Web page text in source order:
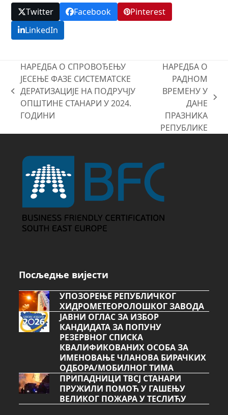
Twitter Facebook
Pinterest
LinkedIn
previous
post:
НАРЕДБА О СПРОВОЂЕЊУ
ЈЕСЕЊЕ ФАЗЕ СИСТЕМАТСКЕ
ДЕРАТИЗАЦИЈЕ НА ПОДРУЧЈУ
ОПШТИНЕ СТАНАРИ У 2024.
ГОДИНИ
post:
НАРЕДБА О
РАДНОМ
ВРЕМЕНУ У
ДАНЕ
ПРАЗНИКА
РЕПУБЛИКЕ
Посљедње вијести
УПОЗОРЕЊЕ РЕПУБЛИЧКОГ
ХИДРОМЕТЕОРОЛОШКОГ ЗАВОДА
ЈАВНИ ОГЛАС ЗА ИЗБОР
КАНДИДАТА ЗА ПОПУНУ
РЕЗЕРВНОГ СПИСКА
КВАЛИФИКОВАНИХ ОСОБА ЗА
ИМЕНОВАЊЕ ЧЛАНОВА БИРАЧКИХ
ОДБОРА/МОБИЛНОГ ТИМА
ПРИПАДНИЦИ ТВСЈ СТАНАРИ
ПРУЖИЛИ ПОМОЋ У ГАШЕЊУ
ВЕЛИКОГ ПОЖАРА У ТЕСЛИЋУ